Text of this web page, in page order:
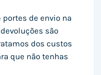
portes de envio na
são
dos custos
que não tenhas